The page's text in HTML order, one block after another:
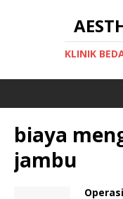
KLINIK
biaya
jambu